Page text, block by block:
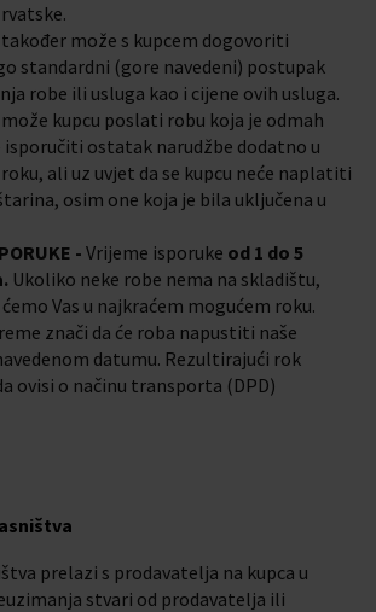
može s kupcem dogovoriti
standardni (gore navedeni) postupak
robe ili usluga kao i cijene ovih usluga.
kupcu poslati robu koja je odmah
ostatak narudžbe dodatno u
ali uz uvjet da se kupcu neće naplatiti
osim one koja je bila uključena u
- Vrijeme isporuke od 1 do 5
Ukoliko neke robe nema na skladištu,
Vas u najkraćem mogućem roku.
znači da će roba napustiti naše
datumu. Rezultirajući rok
ovisi o načinu transporta (DPD)
prelazi s prodavatelja na kupca u
stvari od prodavatelja ili